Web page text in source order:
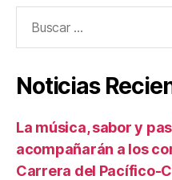
Noticias
La música, sabor y
acompañarán a los
Carrera del Pacífico-